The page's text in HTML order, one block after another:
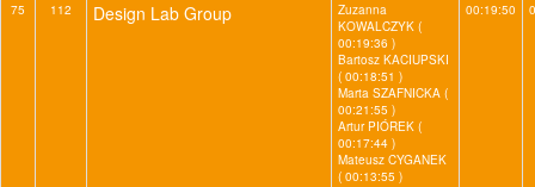
75 112 Design Lab Group
Zuzanna
KOWALCZYK (
00:19:36 )
Bartosz KACIUPSKI
( 00:18:51 )
Marta SZAFNICKA (
00:21:55 )
Artur PIÓREK (
00:17:44 )
Mateusz CYGANEK
( 00:13:55 )
00:19:50